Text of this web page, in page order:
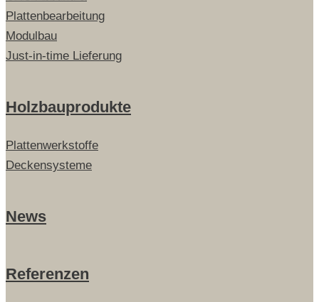
Plattenbearbeitung
Modulbau
Just-in-time Lieferung
Holzbauprodukte
Plattenwerkstoffe
Deckensysteme
News
Referenzen